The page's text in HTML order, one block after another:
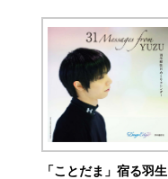
「ことだま」宿る羽生